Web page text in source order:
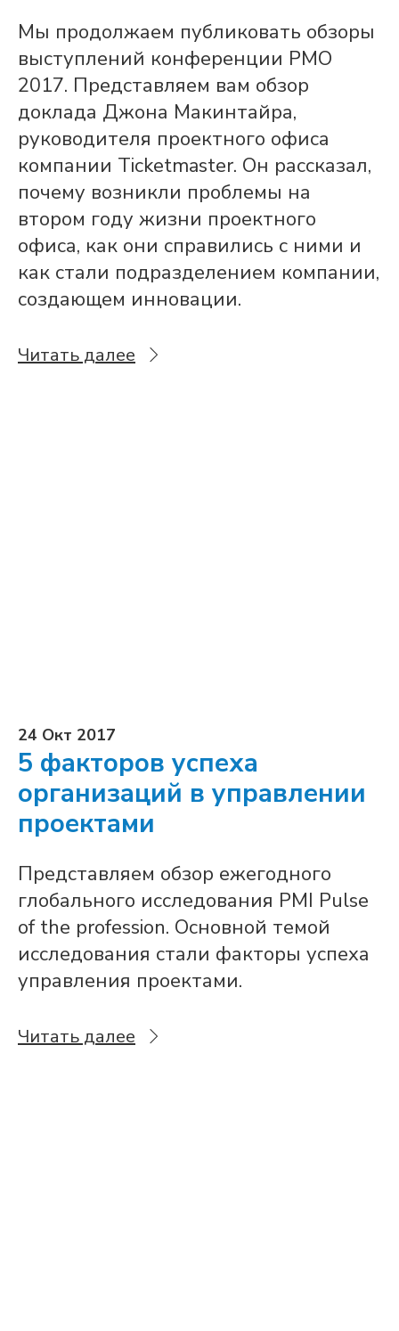
Мы продолжаем публиковать обзоры
выступлений конференции PMO
2017. Представляем вам обзор
доклада Джона Макинтайра,
руководителя проектного офиса
компании Ticketmaster. Он рассказал,
почему возникли проблемы на
втором году жизни проектного
офиса, как они справились с ними и
как стали подразделением компании,
создающем инновации.
Читать далее
24 Окт 2017
5 факторов успеха
организаций в управлении
проектами
Представляем обзор ежегодного
глобального исследования PMI Pulse
of the profession. Основной темой
исследования стали факторы успеха
управления проектами.
Читать далее